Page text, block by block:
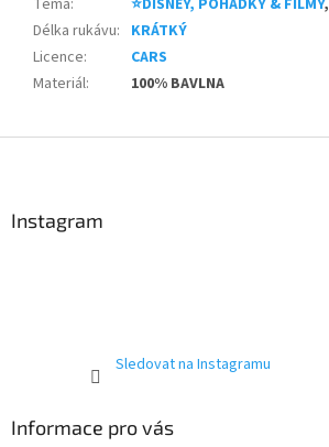
Téma: ⭐DISNEY, POHÁDKY & FILMY,
Délka rukávu: KRÁTKÝ
Licence:
CARS
Materiál: 100% BAVLNA
Instagram
Sledovat na Instagramu
Informace pro vás